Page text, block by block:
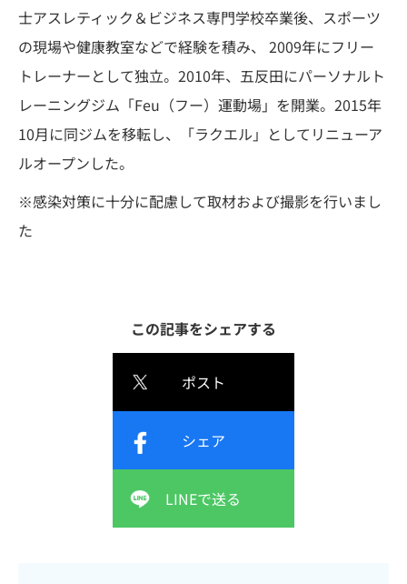
士アスレティック＆ビジネス専門学校卒業後、スポーツ
の現場や健康教室などで経験を積み、 2009年にフリー
トレーナーとして独立。2010年、五反田にパーソナルト
レーニングジム「Feu（フー）運動場」を開業。2015年
10月に同ジムを移転し、「ラクエル」としてリニューア
ルオープンした。
※感染対策に十分に配慮して取材および撮影を行いまし
た
この記事をシェアする
ポスト
シェア
LINEで送る